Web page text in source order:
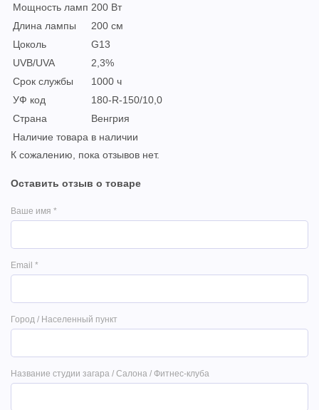
Мощность ламп 200 Вт
Длина лампы
200 см
Цоколь
G13
UVB/UVA
2,3%
Срок службы
1000 ч
УФ код
180-R-150/10,0
Страна
Венгрия
Наличие товара в наличии
К сожалению, пока отзывов нет.
Оставить отзыв о товаре
Ваше имя *
Email *
Город / Населенный пункт
Название студии загара / Салона / Фитнес-клуба